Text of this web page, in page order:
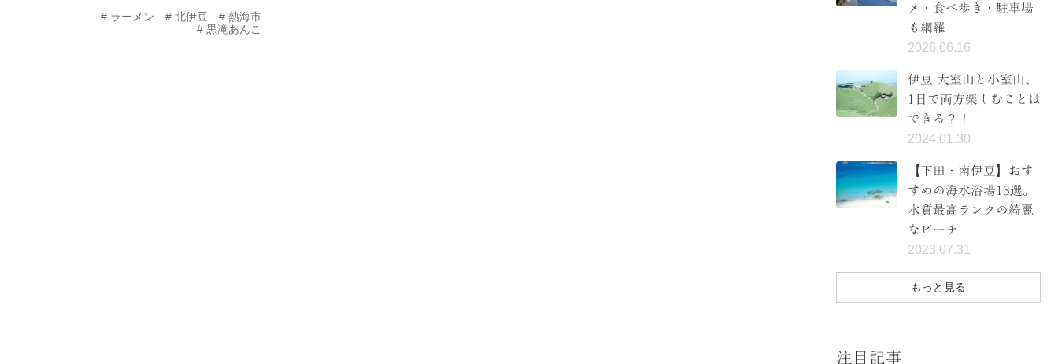
ラーメン 北伊豆
熱海市
黒滝あんこ
メ・食べ歩き・駐車場
も網羅
2026.06.16
伊豆 大室山と小室山、
1日で両方楽しむことは
できる？！
2024.01.30
【下田・南伊豆】おす
すめの海水浴場13選。
水質最高ランクの綺麗
なビーチ
2023.07.31
もっと見る
注目記事